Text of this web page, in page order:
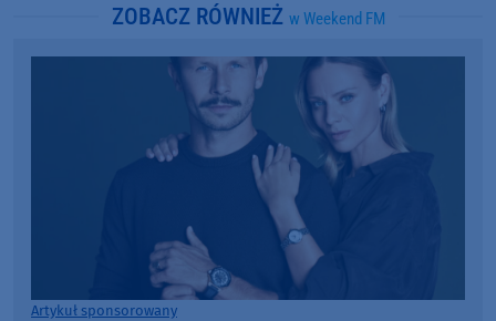
ZOBACZ RÓWNIEŻ w Weekend FM
Artykuł sponsorowany